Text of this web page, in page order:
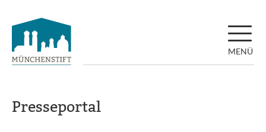
MENÜ
Presseportal